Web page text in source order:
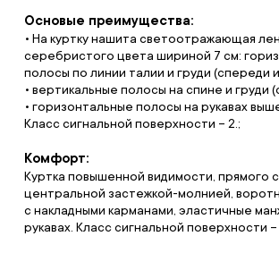
Основые преимущества:
• На куртку нашита светоотражающая
серебристого цвета шириной 7 см:
полосы по линии талии и груди (спереди
• вертикальные полосы на спине и груди
• горизонтальные полосы на рукавах
Класс сигнальной поверхности – 2.;
Комфорт:
Куртка повышенной видимости, прямого
центральной застежкой-молнией,
с накладными карманами, эластичные
рукавах. Класс сигнальной поверхности –